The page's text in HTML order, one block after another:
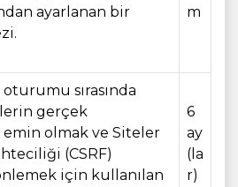
ayarlanan bir
m
sırasında
gerçek
olmak ve Siteler
(CSRF)
önlemek için kullanılan
6
ay
(la
r)